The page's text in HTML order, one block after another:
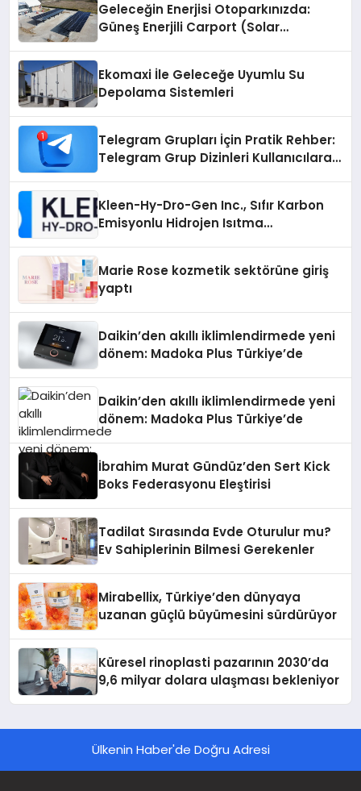
Geleceğin Enerjisi Otoparkınızda:
Güneş Enerjili Carport (Solar
Ekomaxi İle Geleceğe Uyumlu Su
Depolama Sistemleri
Telegram Grupları İçin Pratik Rehber:
Telegram Grup Dizinleri Kullanıcılara
Kleen-Hy-Dro-Gen Inc., Sıfır Karbon
Emisyonlu Hidrojen Isıtma
Marie Rose kozmetik sektörüne giriş
yaptı
Daikin’den akıllı iklimlendirmede yeni
dönem: Madoka Plus Türkiye’de
Daikin’den akıllı iklimlendirmede yeni
dönem: Madoka Plus Türkiye’de
İbrahim Murat Gündüz’den Sert Kick
Boks Federasyonu Eleştirisi
Tadilat Sırasında Evde Oturulur mu?
Ev Sahiplerinin Bilmesi Gerekenler
Mirabellix, Türkiye’den dünyaya
uzanan güçlü büyümesini sürdürüyor
Küresel rinoplasti pazarının 2030’da
9,6 milyar dolara ulaşması bekleniyor
Ülkenin Haber'de Doğru Adresi